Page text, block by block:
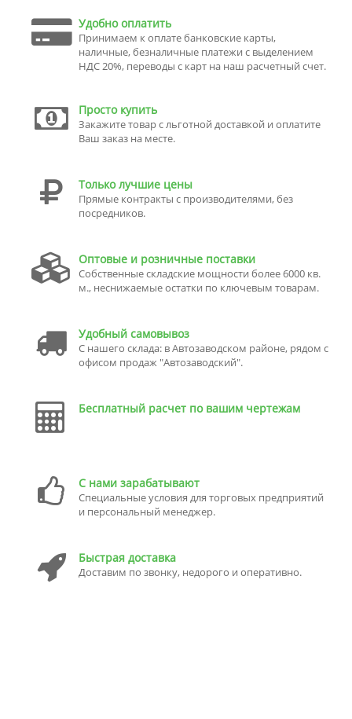
Удобно оплатить
Принимаем к оплате банковские карты,
наличные, безналичные платежи с выделением
НДС 20%, переводы с карт на наш расчетный счет.
Просто купить
Закажите товар с льготной доставкой и оплатите
Ваш заказ на месте.
Только лучшие цены
Прямые контракты с производителями, без
посредников.
Оптовые и розничные поставки
Собственные складские мощности более 6000 кв.
м., неснижаемые остатки по ключевым товарам.
Удобный самовывоз
С нашего склада: в Автозаводском районе, рядом с
офисом продаж "Автозаводский".
Бесплатный расчет по вашим чертежам
С нами зарабатывают
Специальные условия для торговых предприятий
и персональный менеджер.
Быстрая доставка
Доставим по звонку, недорого и оперативно.